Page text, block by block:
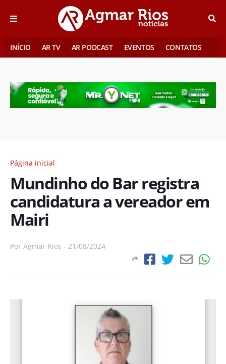
INÍCIO AR TV AR PODCAST EVENTOS CONTATOS
Página inicial
Mundinho do Bar registra
candidatura a vereador em
Mairi
Por Agmar Rios - 21/08/2024